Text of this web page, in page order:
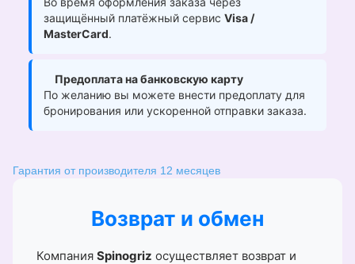
защищённый платёжный сервис Visa /
MasterCard.
Предоплата на банковскую карту
По желанию вы можете внести предоплату для
бронирования или ускоренной отправки заказа.
Гарантия от производителя 12 месяцев
Возврат и обмен
Компания Spinogriz осуществляет возврат и